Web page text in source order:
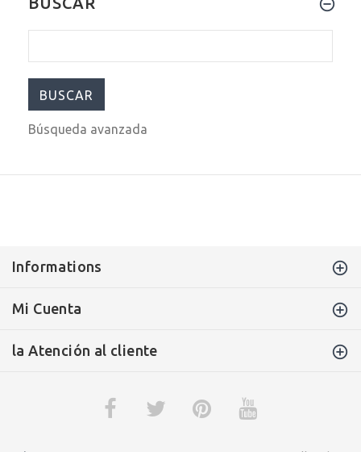
Búsqueda avanzada
Informations
Mi Cuenta
la Atención al cliente